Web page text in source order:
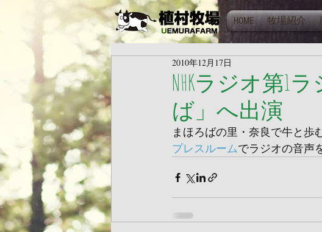
HOME 牧場紹介
NHKラジオ第1
ば」へ出演
2010年12月17日
まほろばの里・奈良で牛と歩
プレスルームでラジオの音声